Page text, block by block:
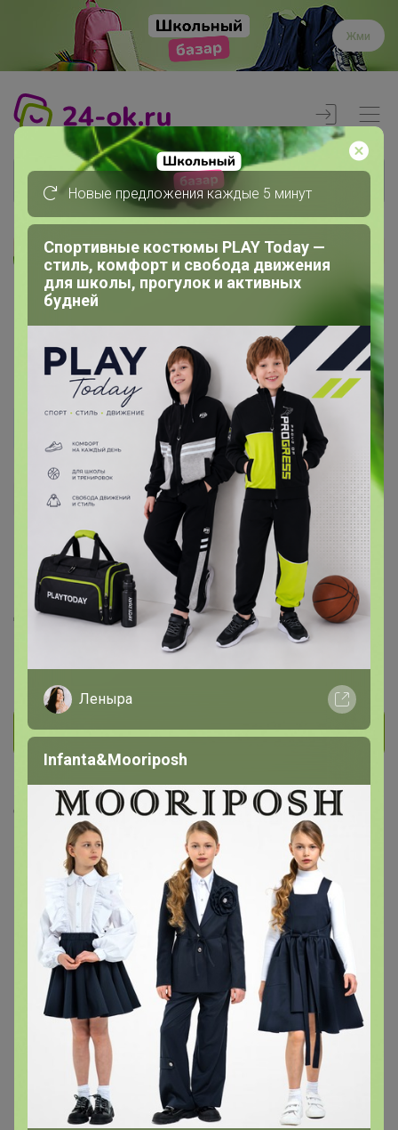
Жми
ЛЕКА68
ЛЕКА68
Фанат СП
1 20
На сайте 27 февраля, 2025 17:11
День рождения 01 января
В клубе с 26 марта 2022 г.
Личное сообщение
Скопировать ссылку
Медали
Номинировать на медаль
Будьте первым!
Друзья в клубе 1
Новые предложения каждые 5 минут
Спортивные костюмы PLAY Today —
стиль, комфорт и свобода движения
для школы, прогулок и активных
будней
Леныра
Infanta&Mooriposh